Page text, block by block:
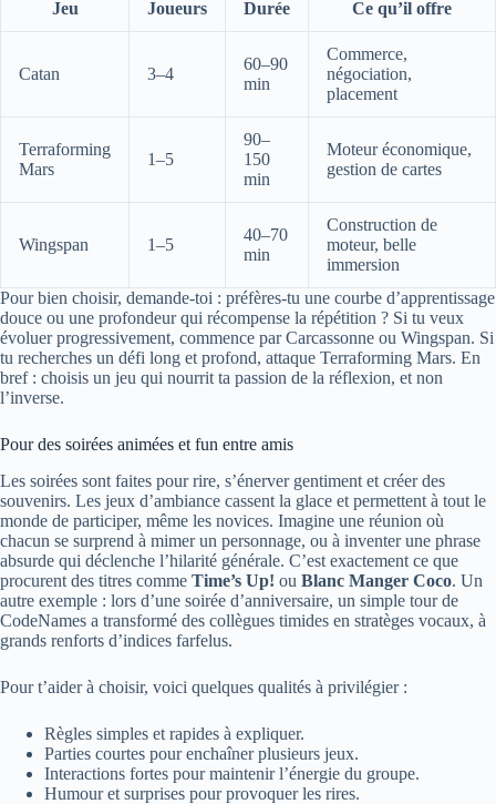
Jeu Joueurs Durée Ce qu’il offre
Catan 3–4
60–90
min
Commerce,
négociation,
placement
Terraforming
Mars
1–5
90–
150
min
Moteur économique,
gestion de cartes
Wingspan 1–5
40–70
min
Construction de
moteur, belle
immersion
Pour bien choisir, demande-toi : préfères-tu une courbe d’apprentissage
douce ou une profondeur qui récompense la répétition ? Si tu veux
évoluer progressivement, commence par Carcassonne ou Wingspan. Si
tu recherches un défi long et profond, attaque Terraforming Mars. En
bref : choisis un jeu qui nourrit ta passion de la réflexion, et non
l’inverse.
Pour des soirées animées et fun entre amis
Les soirées sont faites pour rire, s’énerver gentiment et créer des
souvenirs. Les jeux d’ambiance cassent la glace et permettent à tout le
monde de participer, même les novices. Imagine une réunion où
chacun se surprend à mimer un personnage, ou à inventer une phrase
absurde qui déclenche l’hilarité générale. C’est exactement ce que
procurent des titres comme Time’s Up! ou Blanc Manger Coco. Un
autre exemple : lors d’une soirée d’anniversaire, un simple tour de
CodeNames a transformé des collègues timides en stratèges vocaux, à
grands renforts d’indices farfelus.
Pour t’aider à choisir, voici quelques qualités à privilégier :
Règles simples et rapides à expliquer.
Parties courtes pour enchaîner plusieurs jeux.
Interactions fortes pour maintenir l’énergie du groupe.
Humour et surprises pour provoquer les rires.